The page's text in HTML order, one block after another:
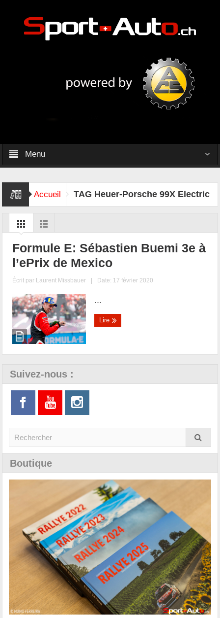
Menu
Accueil TAG Heuer-Porsche 99X Electric
Formule E: Sébastien Buemi 3e à
l’ePrix de Mexico
Écrit par Laurent Missbauer | Date: 17 février 2020
...
Lire
Suivez-nous :
Boutique